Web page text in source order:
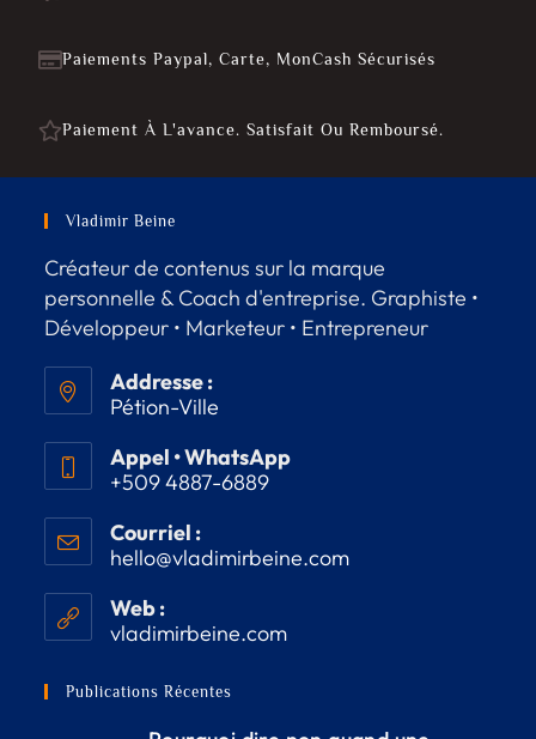
Paiements Paypal, Carte, MonCash Sécurisés
Paiement À L'avance. Satisfait Ou Remboursé.
Vladimir Beine
Créateur de contenus sur la marque
personnelle & Coach d'entreprise. Graphiste •
Développeur • Marketeur • Entrepreneur
Addresse :
Pétion-Ville
Appel • WhatsApp
+509 4887-6889
Courriel :
hello@vladimirbeine.com
Web :
vladimirbeine.com
Publications Récentes